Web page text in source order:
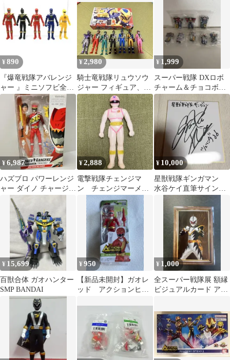
¥ 890
『爆竜戦隊アバレンジ
ャー 』ミニソフビ全5
種
¥2,980
騎士竜戦隊リュウソウ
ジャー フィギュア、モ
サチェンジャー、リュ
ウソウルセット
¥ 1,999
スーパー戦隊 DXロボ
チャーム＆チョコボー
ロ RVロボ 8体
¥6,987
ハズブロ パワーレンジ
ャー ダイノ チャージ
レッド レンジャー 6イ
ンチ
¥2,888
電撃戦隊チェンジマ
ン チェンジマーメイ
ド ソフビ 当時物
レトロ
¥ 10,000
星獣戦隊ギンガマン
水谷ケイ直筆サイン色
¥ 15,699
百獣合体 ガオハンター
SMP BANDAI
¥950
【新品未開封】ガオレ
ッド アクションヒー
¥ 1,000
全スーパー戦隊展 額縁
ビジュアルカード アバ